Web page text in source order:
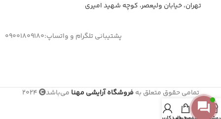
تهران، خیابان ولیعصر، کوچه شهید امیری
پشتیبانی تلگرام و واتساپ:09001809180
تمامی حقوق متعلق به فروشگاه آرایشی مهنا می‌باشد